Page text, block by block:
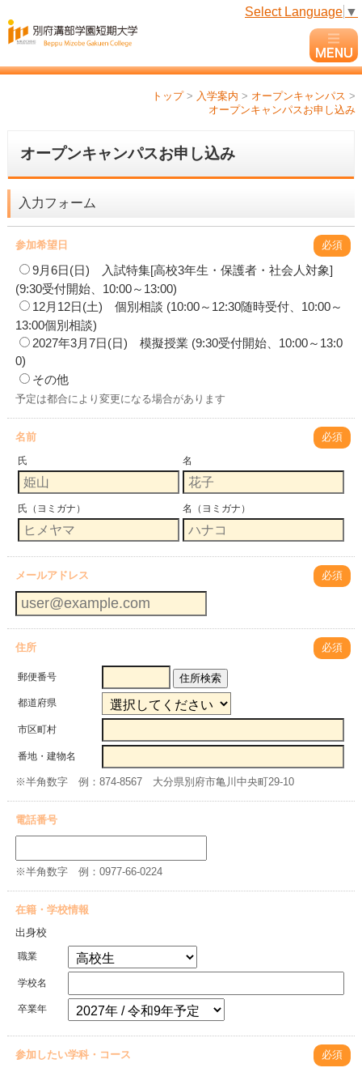
Select Language ▼
トップ > 入学案内 > オープンキャンパス >
オープンキャンパスお申し込み
オープンキャンパスお申し込み
入力フォーム
参加希望日 必須
9月6日(日) 入試特集[高校3年生・保護者・社会人対象]
(9:30受付開始、10:00～13:00)
12月12日(土) 個別相談 (10:00～12:30随時受付、10:00～
13:00個別相談)
2027年3月7日(日) 模擬授業 (9:30受付開始、10:00～13:0
0)
その他
予定は都合により変更になる場合があります
名前 必須
氏 名
氏（ヨミガナ） 名（ヨミガナ）
メールアドレス 必須
住所 必須
郵便番号 住所検索
都道府県
市区町村
番地・建物名
※半角数字 例：874-8567 大分県別府市亀川中央町29-10
電話番号
※半角数字 例：0977-66-0224
在籍・学校情報
出身校
職業
学校名
卒業年
参加したい学科・コース 必須